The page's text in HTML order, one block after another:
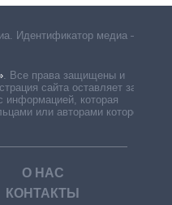
Идентификатор медиа –
. Все права защищены и
сайта оставляет за
информацией, которая
или авторами которой
О НАС
КОНТАКТЫ